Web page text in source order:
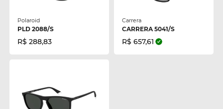
Polaroid
PLD 2088/S
R$ 288,83
Carrera
CARRERA 5041/S
R$ 657,61